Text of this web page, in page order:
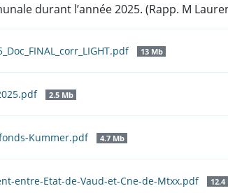
durant l’année 2025. (Rapp. M
13 Mb
2.5 Mb
Kummer.pdf 4.7 Mb
entre-Etat-de-Vaud-et-Cne-de-Mtxx.pdf 12.4